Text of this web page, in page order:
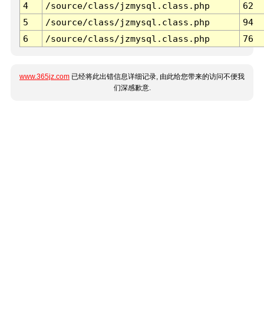
4
/source/class/jzmysql.class.php
62
5
/source/class/jzmysql.class.php
94
6
/source/class/jzmysql.class.php 76
www.365jz.com 已经将此出错信息详细记录, 由此给您带来的访问不便我
们深感歉意.